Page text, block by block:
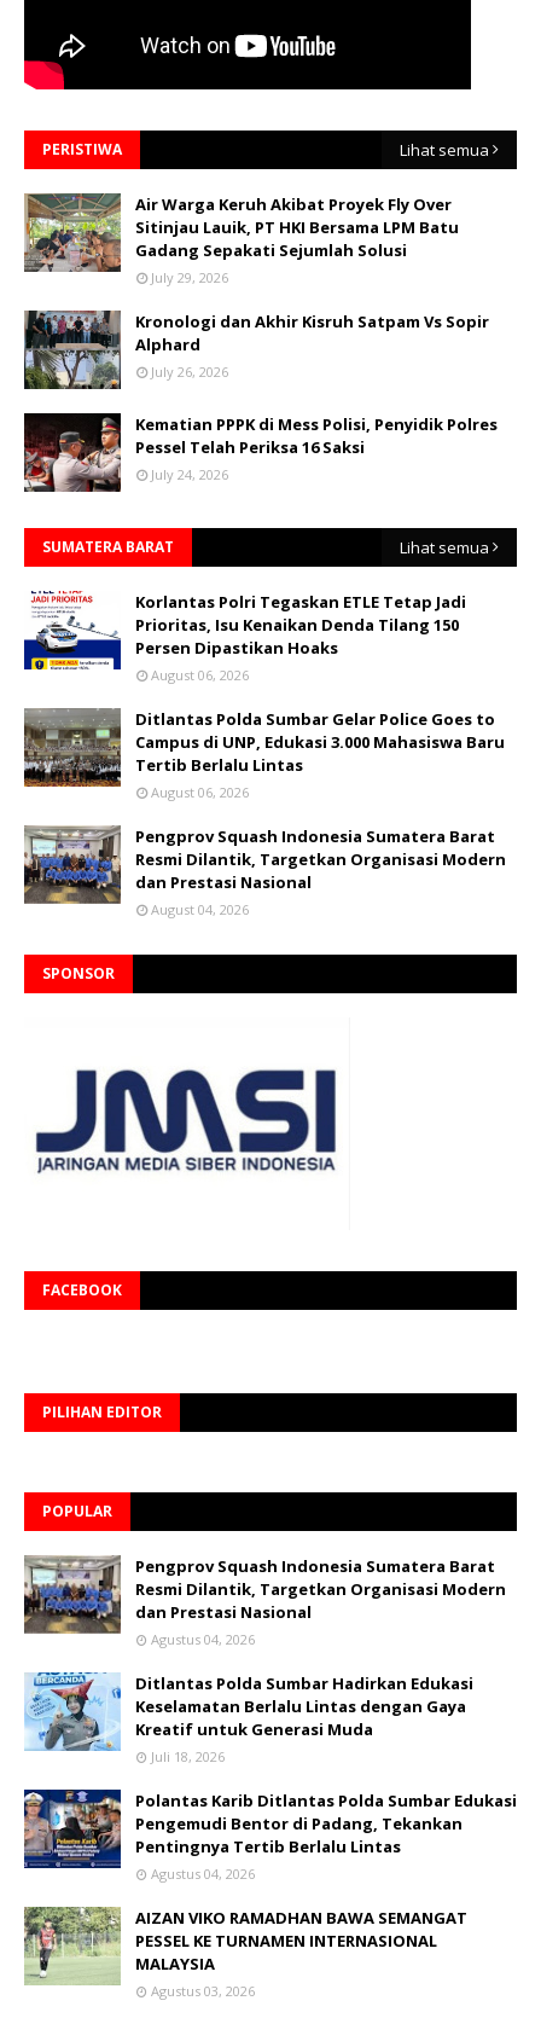
PERISTIWA Lihat semua
Air Warga Keruh Akibat Proyek Fly Over
Sitinjau Lauik, PT HKI Bersama LPM Batu
Gadang Sepakati Sejumlah Solusi
July 29, 2026
Kronologi dan Akhir Kisruh Satpam Vs Sopir
Alphard
July 26, 2026
Kematian PPPK di Mess Polisi, Penyidik Polres
Pessel Telah Periksa 16 Saksi
July 24, 2026
SUMATERA BARAT Lihat semua
Korlantas Polri Tegaskan ETLE Tetap Jadi
Prioritas, Isu Kenaikan Denda Tilang 150
Persen Dipastikan Hoaks
August 06, 2026
Ditlantas Polda Sumbar Gelar Police Goes to
Campus di UNP, Edukasi 3.000 Mahasiswa Baru
Tertib Berlalu Lintas
August 06, 2026
Pengprov Squash Indonesia Sumatera Barat
Resmi Dilantik, Targetkan Organisasi Modern
dan Prestasi Nasional
August 04, 2026
SPONSOR
FACEBOOK
PILIHAN EDITOR
POPULAR
Pengprov Squash Indonesia Sumatera Barat
Resmi Dilantik, Targetkan Organisasi Modern
dan Prestasi Nasional
Agustus 04, 2026
Ditlantas Polda Sumbar Hadirkan Edukasi
Keselamatan Berlalu Lintas dengan Gaya
Kreatif untuk Generasi Muda
Juli 18, 2026
Polantas Karib Ditlantas Polda Sumbar Edukasi
Pengemudi Bentor di Padang, Tekankan
Pentingnya Tertib Berlalu Lintas
Agustus 04, 2026
AIZAN VIKO RAMADHAN BAWA SEMANGAT
PESSEL KE TURNAMEN INTERNASIONAL
MALAYSIA
Agustus 03, 2026